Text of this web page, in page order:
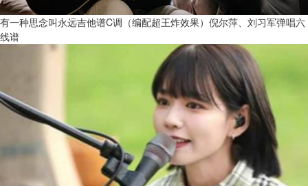
有一种思念叫永远吉他谱C调（编配超王炸效果）倪尔萍、刘习军弹唱六
线谱